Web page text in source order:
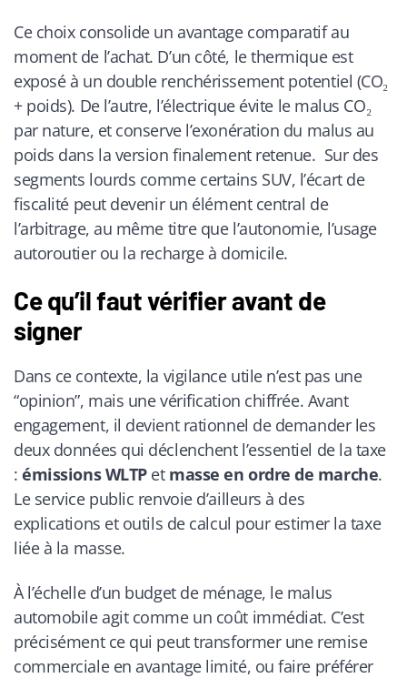
Ce choix consolide un avantage comparatif au
moment de l’achat. D’un côté, le thermique est
exposé à un double renchérissement potentiel (CO₂
+ poids). De l’autre, l’électrique évite le malus CO₂
par nature, et conserve l’exonération du malus au
poids dans la version finalement retenue. Sur des
segments lourds comme certains SUV, l’écart de
fiscalité peut devenir un élément central de
l’arbitrage, au même titre que l’autonomie, l’usage
autoroutier ou la recharge à domicile.
Ce qu’il faut vérifier avant de
signer
Dans ce contexte, la vigilance utile n’est pas une
“opinion”, mais une vérification chiffrée. Avant
engagement, il devient rationnel de demander les
deux données qui déclenchent l’essentiel de la taxe
:émissions WLTPet masse en ordre de marche.
Le service public renvoie d’ailleurs à des
explications et outils de calcul pour estimer la taxe
liée à la masse.
À l’échelle d’un budget de ménage, le malus
automobile agit comme un coût immédiat. C’est
précisément ce qui peut transformer une remise
commerciale en avantage limité, ou faire préférer